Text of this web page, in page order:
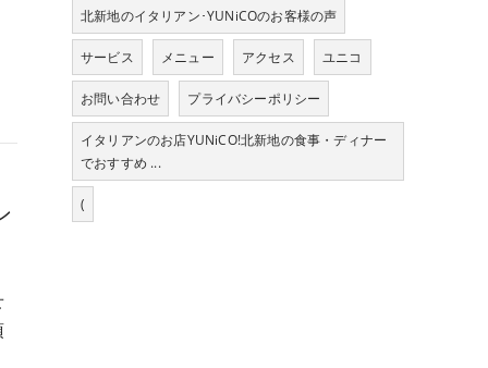
北新地のイタリアン･YUNiCOのお客様の声
サービス メニュー アクセス ユニコ
お問い合わせ プライバシーポリシー
イタリアンのお店YUNiCO!北新地の食事・ディナー
でおすすめ ...
(